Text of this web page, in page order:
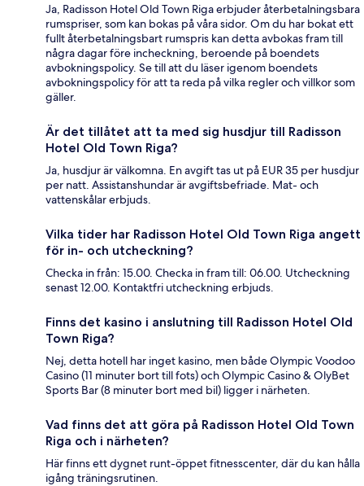
Ja, Radisson Hotel Old Town Riga erbjuder återbetalningsbara
rumspriser, som kan bokas på våra sidor. Om du har bokat ett
fullt återbetalningsbart rumspris kan detta avbokas fram till
några dagar före incheckning, beroende på boendets
avbokningspolicy. Se till att du läser igenom boendets
avbokningspolicy för att ta reda på vilka regler och villkor som
gäller.
Är det tillåtet att ta med sig husdjur till Radisson
Hotel Old Town Riga?
Ja, husdjur är välkomna. En avgift tas ut på EUR 35 per husdjur
per natt. Assistanshundar är avgiftsbefriade. Mat- och
vattenskålar erbjuds.
Vilka tider har Radisson Hotel Old Town Riga angett
för in- och utcheckning?
Checka in från: 15.00. Checka in fram till: 06.00. Utcheckning
senast 12.00. Kontaktfri utcheckning erbjuds.
Finns det kasino i anslutning till Radisson Hotel Old
Town Riga?
Nej, detta hotell har inget kasino, men både Olympic Voodoo
Casino (11 minuter bort till fots) och Olympic Casino & OlyBet
Sports Bar (8 minuter bort med bil) ligger i närheten.
Vad finns det att göra på Radisson Hotel Old Town
Riga och i närheten?
Här finns ett dygnet runt-öppet fitnesscenter, där du kan hålla
igång träningsrutinen.